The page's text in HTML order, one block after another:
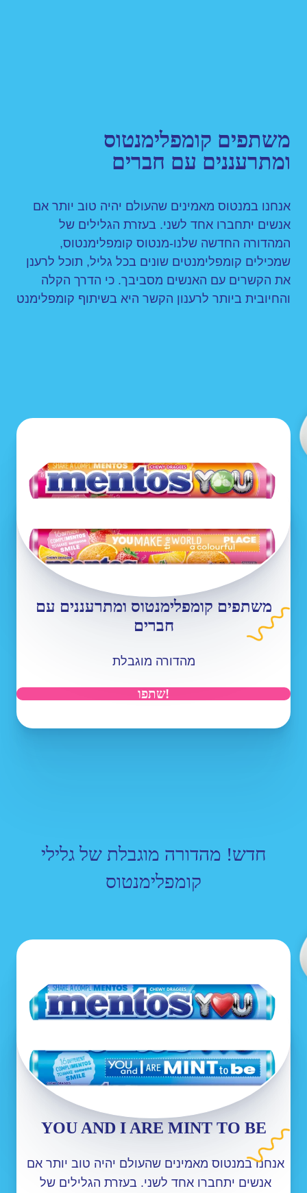
משתפים קומפלימנטוס
ומתרעננים עם חברים
אנחנו במנטוס מאמינים שהעולם יהיה טוב יותר אם
אנשים יתחברו אחד לשני. בעזרת הגלילים של
המהדורה החדשה שלנו-מנטוס קומפלימנטוס,
שמכילים קומפלימנטים שונים בכל גליל, תוכל לרענן
את הקשרים עם האנשים מסביבך. כי הדרך הקלה
והחיובית ביותר לרענון הקשר היא בשיתוף קומפלימנט
משתפים קומפלימנטוס ומתרעננים עם
חברים
מהדורה מוגבלת
!שתפו
חדש! מהדורה מוגבלת של גלילי
קומפלימנטוס
YOU AND I ARE MINT TO BE